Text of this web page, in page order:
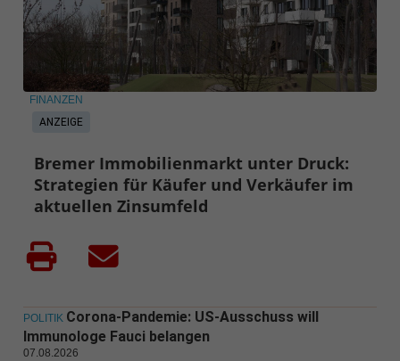
ANZEIGE
FINANZEN
Bremer Immobilienmarkt unter Druck:
Strategien für Käufer und Verkäufer im
aktuellen Zinsumfeld
POLITIK Corona-Pandemie: US-Ausschuss will
Immunologe Fauci belangen
07.08.2026